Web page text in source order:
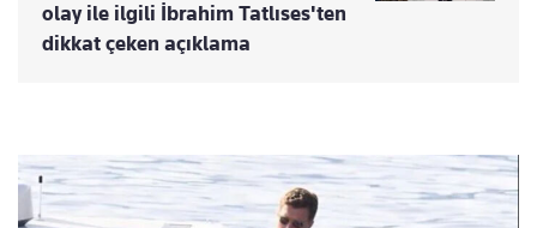
olay ile ilgili İbrahim Tatlıses'ten
dikkat çeken açıklama